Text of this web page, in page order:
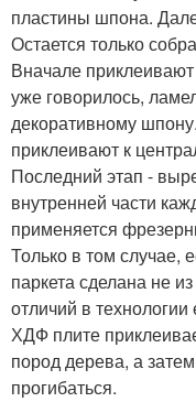
пластины шпона.
Остается только
Вначале
уже говорилось,
декоративному
приклеивают к
Последний этап -
внутренней части
применяется
Только в том случае,
паркета сделана не
отличий в
ХДФ плите
пород дерева, а
прогибаться.